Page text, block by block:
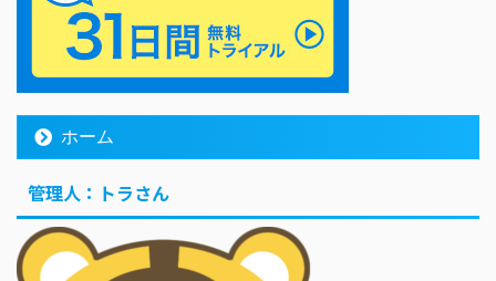
ホーム
管理人：トラさん